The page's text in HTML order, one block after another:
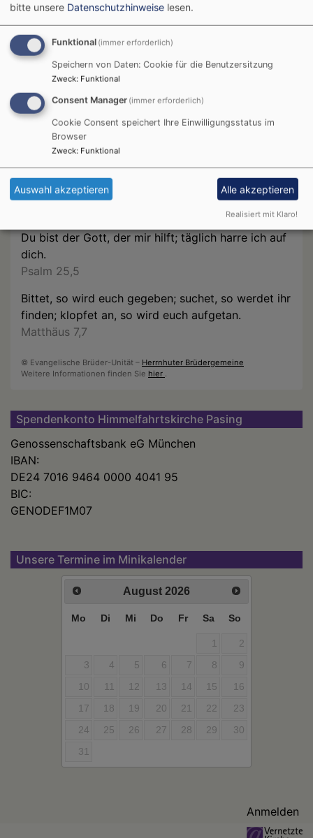
Tageslosung
Du bist der Gott, der mir hilft; täglich harre ich auf
dich.
Psalm 25,5
Bittet, so wird euch gegeben; suchet, so werdet ihr
finden; klopfet an, so wird euch aufgetan.
Matthäus 7,7
© Evangelische Brüder-Unität – Herrnhuter Brüdergemeine
Weitere Informationen finden Sie hier
Spendenkonto Himmelfahrtskirche Pasing
Genossenschaftsbank eG München
IBAN:
DE24 7016 9464 0000 4041 95
BIC:
GENODEF1M07
Unsere Termine im Minikalender
August 2026
Mo Di Mi Do Fr Sa So
1
2
3
4 5 6 7 8
9
10
11 12 13 14 15
16
17
18 19 20 21 22
23
24
25 26 27 28 29
30
31
Anmelden
bitte unsere Datenschutzhinweise lesen.
Funktional (immer erforderlich)
Speichern von Daten: Cookie für die Benutzersitzung
Zweck: Funktional
Consent Manager (immer erforderlich)
Cookie Consent speichert Ihre Einwilligungsstatus im
Browser
Zweck: Funktional
Auswahl akzeptieren Alle akzeptieren
Realisiert mit Klaro!